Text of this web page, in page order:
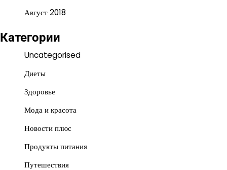
Август 2018
Категории
Uncategorised
Диеты
Здоровье
Мода и красота
Новости плюс
Продукты питания
Путешествия